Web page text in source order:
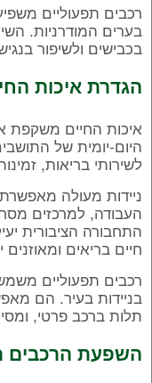
רכבים תפעוליים
בערים המודרניות.
בכבישים ולשיפור
הגדרת איכות
איכות החיים משקפת
היום-יומית של
לשירותי בריאות,
ניידות מעולה
העבודה, למרכזים
התחבורה הציבורית
חיים בריאים ומאוזנים
רכבים תפעוליים
בניידות בעיר. הם
תלות ברכב פרטי,
השפעת הרכבים